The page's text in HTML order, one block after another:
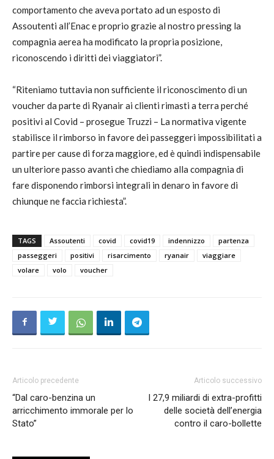
comportamento che aveva portato ad un esposto di
Assoutenti all’Enac e proprio grazie al nostro pressing la
compagnia aerea ha modificato la propria posizione,
riconoscendo i diritti dei viaggiatori”.
“Riteniamo tuttavia non sufficiente il riconoscimento di un
voucher da parte di Ryanair ai clienti rimasti a terra perché
positivi al Covid – prosegue Truzzi – La normativa vigente
stabilisce il rimborso in favore dei passeggeri impossibilitati a
partire per cause di forza maggiore, ed è quindi indispensabile
un ulteriore passo avanti che chiediamo alla compagnia di
fare disponendo rimborsi integrali in denaro in favore di
chiunque ne faccia richiesta”.
TAGS Assoutenti covid covid19 indennizzo
partenza
passeggeri
positivi risarcimento ryanair
viaggiare
volare
volo voucher
Articolo precedente
“Dal caro-benzina un
arricchimento immorale per lo
Stato”
Articolo successivo
I 27,9 miliardi di extra-profitti
delle società dell’energia
contro il caro-bollette